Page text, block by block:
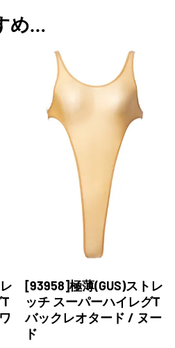
め…
[93958]極薄(GUS)ストレ
ッチ スーパーハイレグT
バックレオタード / ヌー
ド